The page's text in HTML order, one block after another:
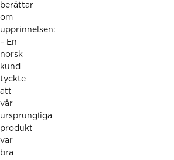
berättar
om
upprinnelsen:
– En
norsk
kund
tyckte
att
vår
ursprungliga
produkt
var
bra